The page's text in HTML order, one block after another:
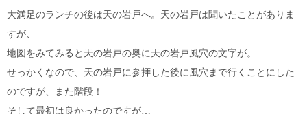
大満足のランチの後は天の岩戸へ。天の岩戸は聞いたことがありま
すが、
地図をみてみると天の岩戸の奥に天の岩戸風穴の文字が。
せっかくなので、天の岩戸に参拝した後に風穴まで行くことにした
のですが、また階段！
そして最初は良かったのですが…